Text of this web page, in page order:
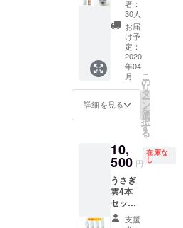
詳細 原
材料
名：清
酒、出
雲産の
梅、氷
砂糖 エ
キス
分：
14.0%
内容
500ml
アル
コール
度数：
11度 ■
ヤマサ
ン正宗
｜純米
本酒仕
込みの
梅酒
500ml
１本
・ヤマ
サン正
醸 原酒
720ml
【山田
錦】火
入れ ・
出雲国
楯縫郡
（いず
ものく
にたて
見学ツ
アー ・
「うさ
ぎ雲」
720ml
２本
（化粧
箱入）
・ヤマ
サン正
純米吟
醸
720ml
火入
れ ・ヤ
マサン
正宗 日
スケ
ジュー
ル＞
2020年
5月10日
（日）
16:00〜
集合
酒持田
本店 島
田町７
８５
現地集
合 ＜リ
ターン
詳細＞
・酒蔵
ブラン
ドペー
ジにお
名前を
掲載 ・
お礼の
メッ
セージ
ればと
思いま
す。 ＜
リター
ン詳細
＞ ・酒
蔵見学
ツ
アー
て酒蔵
をご案
内。
２ヶ月
前にご
予約く
ださ
梅酒と
セット
で。日
本酒で
仕込ん
だこの
梅酒
は、甘
さ控え
め。
しっか
の酸味
と風味
が感じ
られ
る、
すっき
りとし
者：
30人
お届
け予
定：
2020
年04
月
詳細を見る
こ
の
リ
タ
ー
ン
を
選
択
す
る
10,
500 円
在庫な
し
うさぎ
雲4本
セット
スイス
イ飲め
支援